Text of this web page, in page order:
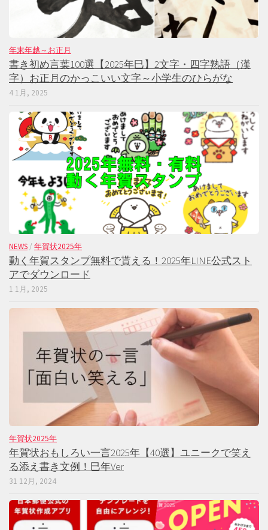
年末年越～お正月
書き初め言葉100選【2025年巳】2文字・四字熟語（漢
字）お正月のかっこいい文字～小学生のひらがな
4 1月, 2025
NEWS / 年賀状2025年
動く年賀スタンプ無料で貰える！2025年LINE公式スト
アでダウンロード
1 1月, 2025
年賀状2025年
年賀状おもしろい一言2025年【40選】ユニークで笑え
る添え書き文例！巳年Ver
31 12月, 2024